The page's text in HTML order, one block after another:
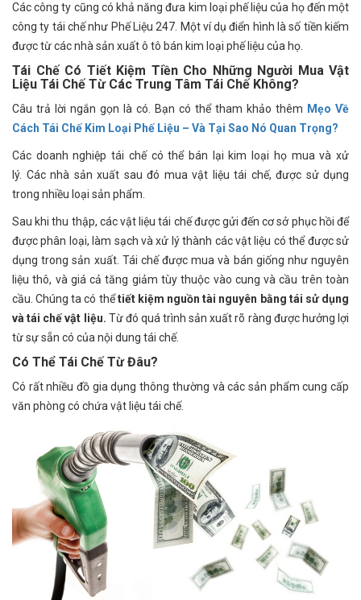
Các công ty cũng có khả năng đưa kim loại phế liệu của họ đến một
công ty tái chế như Phế Liệu 247. Một ví dụ điển hình là số tiền kiếm
được từ các nhà sản xuất ô tô bán kim loại phế liệu của họ.
Tái Chế Có Tiết Kiệm Tiền Cho Những Người Mua Vật
Liệu Tái Chế Từ Các Trung Tâm Tái Chế Không?
Câu trả lời ngắn gọn là có. Bạn có thể tham khảo thêm Mẹo Về
Cách Tái Chế Kim Loại Phế Liệu – Và Tại Sao Nó Quan Trọng?
Các doanh nghiệp tái chế có thể bán lại kim loại họ mua và xử
lý. Các nhà sản xuất sau đó mua vật liệu tái chế, được sử dụng
trong nhiều loại sản phẩm.
Sau khi thu thập, các vật liệu tái chế được gửi đến cơ sở phục hồi để
được phân loại, làm sạch và xử lý thành các vật liệu có thể được sử
dụng trong sản xuất. Tái chế được mua và bán giống như nguyên
liệu thô, và giá cả tăng giảm tùy thuộc vào cung và cầu trên toàn
cầu. Chúng ta có thểtiết kiệm nguồn tài nguyên bằng tái sử dụng
và tái chế vật liệu. Từ đó quá trình sản xuất rõ ràng được hưởng lợi
từ sự sẵn có của nội dung tái chế.
Có Thể Tái Chế Từ Đâu?
Có rất nhiều đồ gia dụng thông thường và các sản phẩm cung cấp
văn phòng có chứa vật liệu tái chế.